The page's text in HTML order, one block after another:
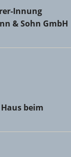
Sohn GmbH &
Innung
& Sohn GmbH
beimbeim